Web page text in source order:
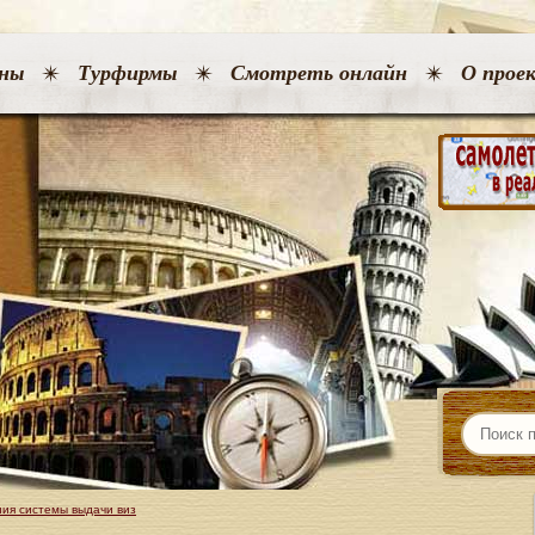
Турфирмы Смотреть онлайн О
системы выдачи виз